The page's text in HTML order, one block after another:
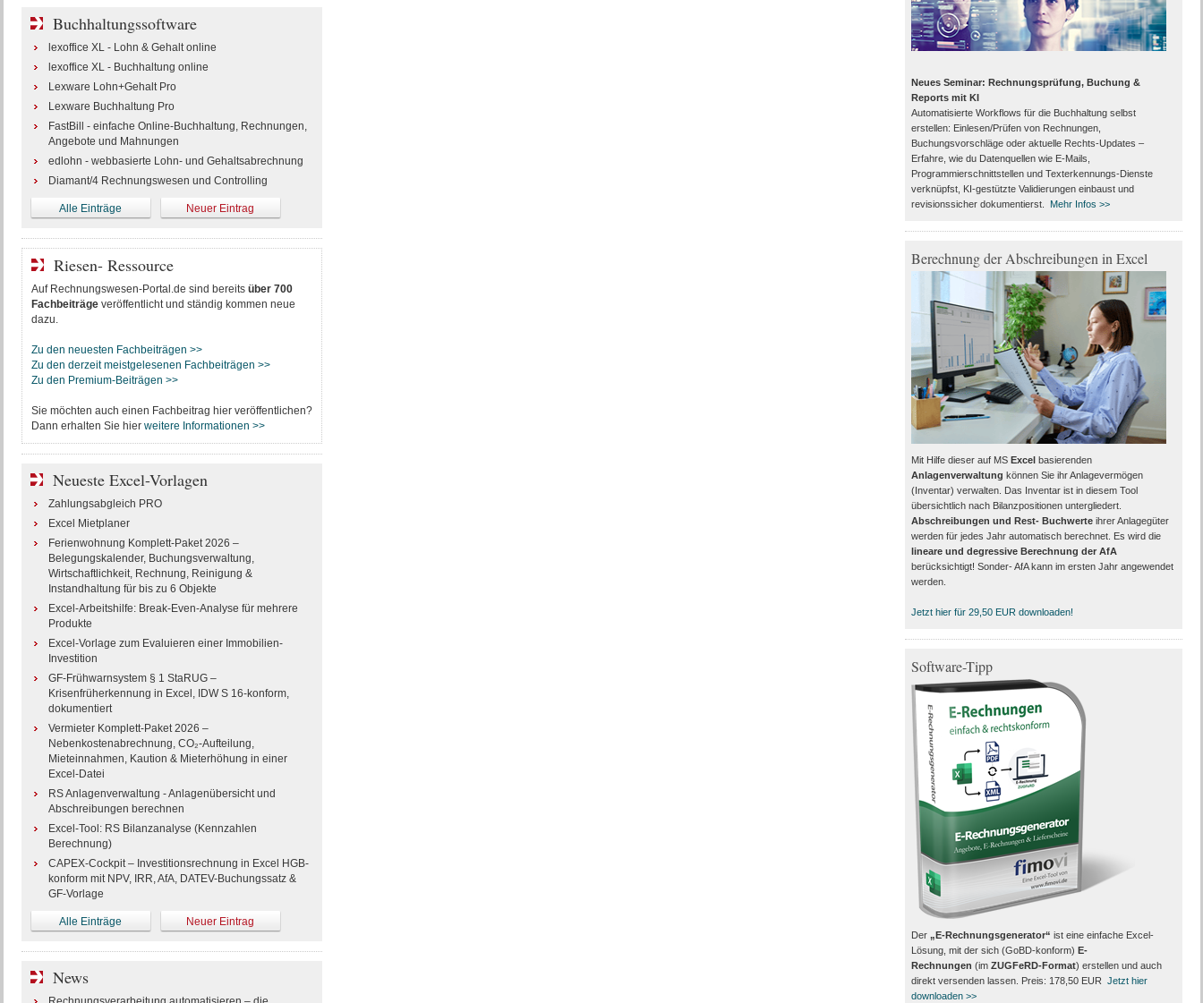
Buchhaltungssoftware
lexoffice XL - Lohn & Gehalt online
lexoffice XL - Buchhaltung online
Lexware Lohn+Gehalt Pro
Lexware Buchhaltung Pro
FastBill - einfache Online-Buchhaltung, Rechnungen,
Angebote und Mahnungen
edlohn - webbasierte Lohn- und Gehaltsabrechnung
Diamant/4 Rechnungswesen und Controlling
Alle Einträge Neuer Eintrag
Riesen- Ressource
Auf Rechnungswesen-Portal.de sind bereits über 700
Fachbeiträgeveröffentlicht und ständig kommen neue
dazu.
Zu den neuesten Fachbeiträgen >>
Zu den derzeit meistgelesenen Fachbeiträgen >>
Zu den Premium-Beiträgen >>
Sie möchten auch einen Fachbeitrag hier veröffentlichen?
Dann erhalten Sie hier weitere Informationen >>
Neueste Excel-Vorlagen
Zahlungsabgleich PRO
Excel Mietplaner
Ferienwohnung Komplett-Paket 2026 –
Belegungskalender, Buchungsverwaltung,
Wirtschaftlichkeit, Rechnung, Reinigung &
Instandhaltung für bis zu 6 Objekte
Excel-Arbeitshilfe: Break-Even-Analyse für mehrere
Produkte
Excel-Vorlage zum Evaluieren einer Immobilien-
Investition
GF-Frühwarnsystem § 1 StaRUG –
Krisenfrüherkennung in Excel, IDW S 16-konform,
dokumentiert
Vermieter Komplett-Paket 2026 –
Nebenkostenabrechnung, CO₂-Aufteilung,
Mieteinnahmen, Kaution & Mieterhöhung in einer
Excel-Datei
RS Anlagenverwaltung - Anlagenübersicht und
Abschreibungen berechnen
Excel-Tool: RS Bilanzanalyse (Kennzahlen
Berechnung)
CAPEX-Cockpit – Investitionsrechnung in Excel HGB-
konform mit NPV, IRR, AfA, DATEV-Buchungssatz &
GF-Vorlage
Alle Einträge Neuer Eintrag
News
Neues Seminar: Rechnungsprüfung, Buchung &
Reports mit KI
Automatisierte Workflows für die Buchhaltung selbst
erstellen: Einlesen/Prüfen von Rechnungen,
Buchungsvorschläge oder aktuelle Rechts-Updates –
Erfahre, wie du Datenquellen wie E-Mails,
Programmierschnittstellen und Texterkennungs-Dienste
verknüpfst, KI-gestützte Validierungen einbaust und
revisionssicher dokumentierst.
Mehr Infos >>
Berechnung der Abschreibungen in Excel
Mit Hilfe dieser auf MS Excelbasierenden
Anlagenverwaltung können Sie ihr Anlagevermögen
(Inventar) verwalten. Das Inventar ist in diesem Tool
übersichtlich nach Bilanzpositionen untergliedert.
Abschreibungen und Rest- Buchwerteihrer Anlagegüter
werden für jedes Jahr automatisch berechnet. Es wird die
lineare und degressive Berechnung der AfA
berücksichtigt! Sonder- AfA kann im ersten Jahr angewendet
werden.
Jetzt hier für 29,50 EUR downloaden!
Software-Tipp
Der „E-Rechnungsgenerator“ ist eine einfache Excel-
Lösung, mit der sich (GoBD-konform) E-
Rechnungen (im ZUGFeRD-Format) erstellen und auch
direkt versenden lassen. Preis: 178,50 EUR Jetzt hier
downloaden >>